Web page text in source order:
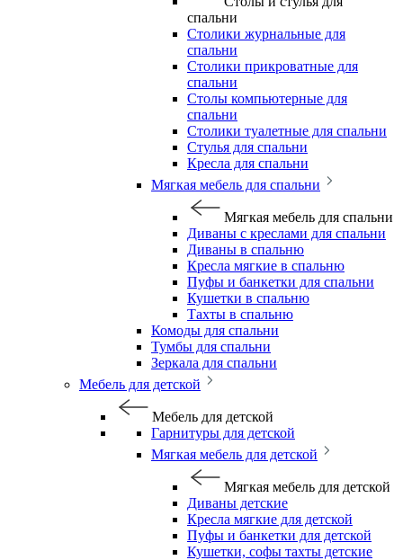
спальни
Столики журнальные для
спальни
Столики прикроватные для
спальни
Столы компьютерные для
спальни
Столики туалетные для спальни
Стулья для спальни
Кресла для спальни
Мягкая мебель для спальни
Мягкая мебель для спальни
Диваны с креслами для спальни
Диваны в спальню
Кресла мягкие в спальню
Пуфы и банкетки для спальни
Кушетки в спальню
Тахты в спальню
Комоды для спальни
Тумбы для спальни
Зеркала для спальни
Мебель для детской
Мебель для детской
Гарнитуры для детской
Мягкая мебель для детской
Мягкая мебель для детской
Диваны детские
Кресла мягкие для детской
Пуфы и банкетки для детской
Кушетки, софы тахты детские